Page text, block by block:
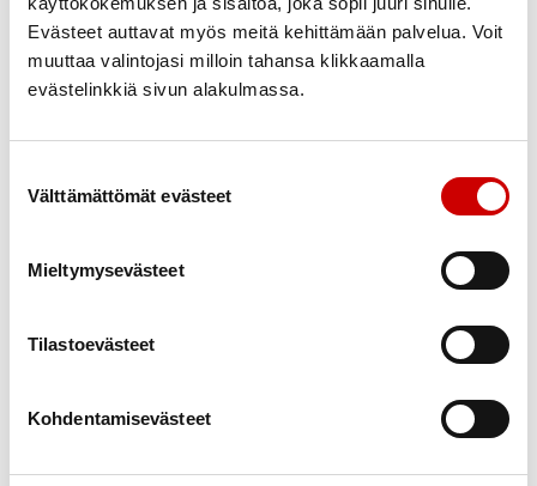
Evästeet auttavat myös meitä kehittämään palvelua. Voit
muuttaa valintojasi milloin tahansa klikkaamalla
evästelinkkiä sivun alakulmassa.
Välttämättömät evästeet
Mieltymysevästeet
Tilastoevästeet
Kohdentamisevästeet
kyläturvallisuudesta. Auttavat
kylät -päätöswebinaari 1.12.2022
Kiitos kaikille osallistujille, niin puhujille kuin kuuntelijoillekin.
huomiota muidenkin hyödynnettäviksi. Ohjelman löydät
www.sydan.fi/keskisuomi/kylaturvallisuuswebinaari.